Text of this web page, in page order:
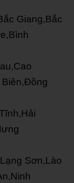
Giang,Bắc
Sơn,Lào